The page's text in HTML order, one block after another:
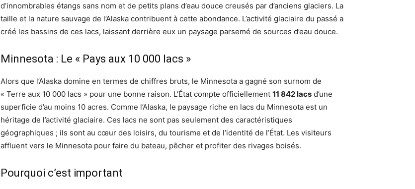
d’innombrables étangs sans nom et de petits plans d’eau douce creusés par d’anciens glaciers. La
taille et la nature sauvage de l’Alaska contribuent à cette abondance. L’activité glaciaire du passé a
créé les bassins de ces lacs, laissant derrière eux un paysage parsemé de sources d’eau douce.
Minnesota : Le « Pays aux 10 000 lacs »
Alors que l’Alaska domine en termes de chiffres bruts, le Minnesota a gagné son surnom de
« Terre aux 10 000 lacs » pour une bonne raison. L’État compte officiellement 11 842 lacs d’une
superficie d’au moins 10 acres. Comme l’Alaska, le paysage riche en lacs du Minnesota est un
héritage de l’activité glaciaire. Ces lacs ne sont pas seulement des caractéristiques
géographiques ; ils sont au cœur des loisirs, du tourisme et de l’identité de l’État. Les visiteurs
affluent vers le Minnesota pour faire du bateau, pêcher et profiter des rivages boisés.
Pourquoi c’est important